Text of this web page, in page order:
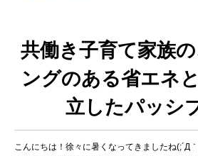
共働き子育て家族
ングのある省エネ
立したパッシ
こんにちは！徐々に暑くなってきましたね(;´Д